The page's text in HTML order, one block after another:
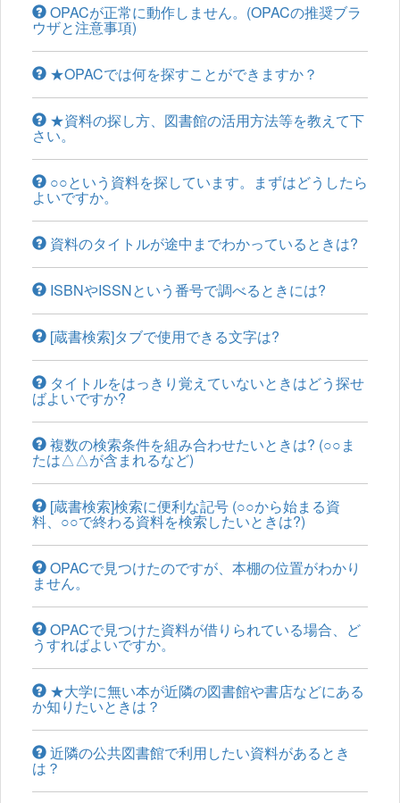
OPACが正常に動作しません。(OPACの推奨ブラ
ウザと注意事項)
★OPACでは何を探すことができますか？
★資料の探し方、図書館の活用方法等を教えて下
さい。
○○という資料を探しています。まずはどうしたら
よいですか。
資料のタイトルが途中までわかっているときは?
ISBNやISSNという番号で調べるときには?
[蔵書検索]タブで使用できる文字は?
タイトルをはっきり覚えていないときはどう探せ
ばよいですか?
複数の検索条件を組み合わせたいときは? (○○ま
たは△△が含まれるなど)
[蔵書検索]検索に便利な記号 (○○から始まる資
料、○○で終わる資料を検索したいときは?)
OPACで見つけたのですが、本棚の位置がわかり
ません。
OPACで見つけた資料が借りられている場合、ど
うすればよいですか。
★大学に無い本が近隣の図書館や書店などにある
か知りたいときは？
近隣の公共図書館で利用したい資料があるとき
は？